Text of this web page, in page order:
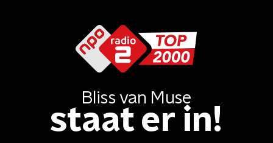
Blissvan Muse
staat er in!